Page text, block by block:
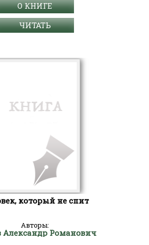
О КНИГЕ
ЧИТАТЬ
который не спит
Авторы:
Александр Романович